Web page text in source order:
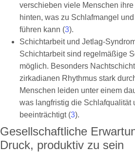
verschieben viele Menschen
hinten, was zu Schlafmangel
führen kann (3).
Schichtarbeit und Jetlag-
Schichtarbeit sind regelmäßige
möglich. Besonders
zirkadianen Rhythmus stark
Menschen leiden unter einem
was langfristig die Schlafqualität
beeinträchtigt (3).
Gesellschaftliche
Druck, produktiv zu sein